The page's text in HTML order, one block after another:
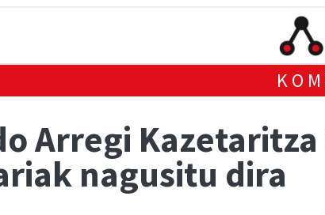
Arregi
nagusitu dira